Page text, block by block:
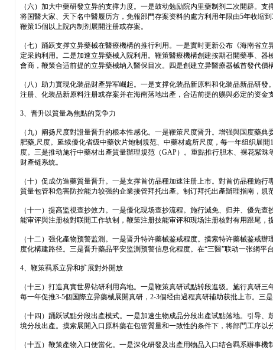
（六）加大中藥研發立异的支撑力度。一是鼓动勉励院内里藥制剂二次開辟。
将国醫大家、天下名中醫履历方，免報部門存案资料的處方利用年限由5年收缩
鞭策15個以上院内制剂展開注册或存案。
（七）踊跃支撑立异藥械在醫療機構的推行利用。一是實时更新公布《海南省
定采购利用。二是加速立异藥械入院利用。鞭策醫療機構創建按期召開藥事、
會商，鞭策合适前提的立异藥械纳入醫保目次。四是創建立异醫療器械首發代
（八）助力實現化装品财產异军崛起。一是支撑化装品新原料和化装品新品研
注册、化装品新原料注册或存案并在海南落地出產，合适前提的赐與必定的资
3、晋升以質量為焦點的竞争力
（九）阐扬尺度對證量晋升的根本性感化。一是鞭策尺度晋升。增强與国度藥
肥藥,尺度。延续優化省级中藥饮片炮制規范、中藥材處所尺度，每一年组织展
度。三是推动施行中藥材出產質量辦理規范（GAP）。重點推行胆木、裸花紫
财產链系统。
（十）促成仿造藥質量晋升。一是支撑首仿品種加速注册上市。對首仿品種施
質量包管和危害防控能力较强的企業接管拜托出產。制订拜托出產辦理指南，
（十一）提高监視查抄效力。一是優化現场查抄流程。施行減免、归并、優先
能审评與注册核對联開工作轨制，鞭策注册技能审评和現场注册核對有用跟尾，
（十二）强化產物预警监測。一是晋升特许藥械鉴戒程度。摸索特许藥械鉴戒
度化構建路径。三是晋升藥品平安监測预警信息化程度。在“三醫”联动一张網
4、鞭策羁系立异和扩展對外開放
（十三）打造真實世界钻研利用高地。一是鞭策真研试點转段進级。施行真研
每一年促推3-5個国際立异藥械展開真研，2-3個经由過程真研辅助获批上市。三
（十四）踊跃试點分段出產模式。一是加速生物成品分段出產试點落地。引导
境分段出產。摸索展開入口原料藥在包管質量和一致性的条件下，将部門工序以
（十五）鞭策產物入口便當化。一是深化研發及出產用物品入口结合羁系辦事